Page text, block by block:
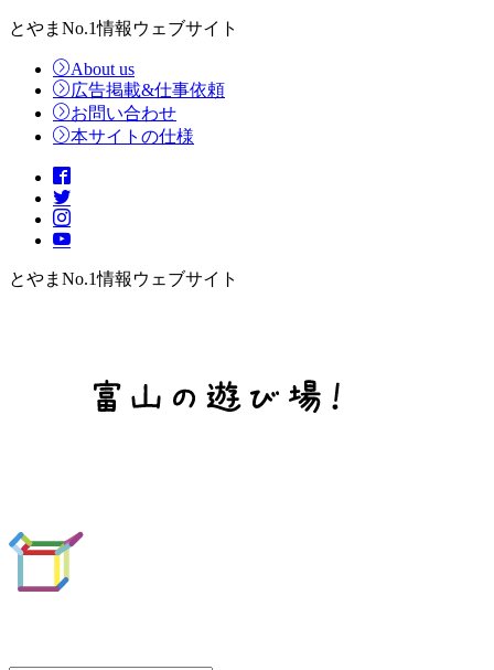
とやまNo.1情報ウェブサイト
About us
広告掲載&仕事依頼
お問い合わせ
本サイトの仕様
とやまNo.1情報ウェブサイト